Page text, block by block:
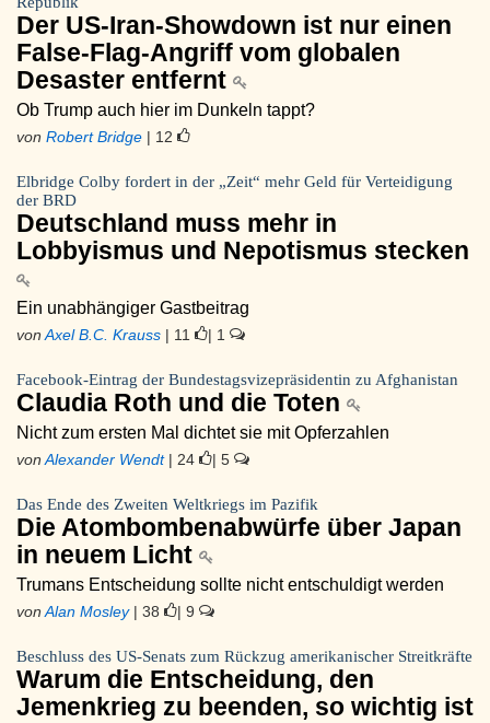
Der US-Iran-Showdown ist nur einen
False-Flag-Angriff vom globalen
Desaster entfernt
Ob Trump auch hier im Dunkeln tappt?
von Robert Bridge | 12
Elbridge Colby fordert in der „Zeit“ mehr Geld für Verteidigung
der BRD
Deutschland muss mehr in
Lobbyismus und Nepotismus stecken
Ein unabhängiger Gastbeitrag
von Axel B.C. Krauss | 11 | 1
Facebook-Eintrag der Bundestagsvizepräsidentin zu Afghanistan
Claudia Roth und die Toten
Nicht zum ersten Mal dichtet sie mit Opferzahlen
von Alexander Wendt| 24 | 5
Das Ende des Zweiten Weltkriegs im Pazifik
Die Atombombenabwürfe über Japan
in neuem Licht
Trumans Entscheidung sollte nicht entschuldigt werden
von Alan Mosley| 38 | 9
Beschluss des US-Senats zum Rückzug amerikanischer Streitkräfte
Warum die Entscheidung, den
Jemenkrieg zu beenden, so wichtig ist